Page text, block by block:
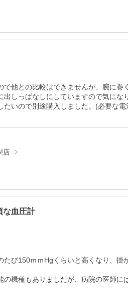
で他との比較はできませんが、腕に
しっぱなしにしていますので気に
たいので別途購入しました。(必要な
店
な血圧計
たび150ｍｍHgくらいと高くなり、
の機種もありましたが、病院の医師